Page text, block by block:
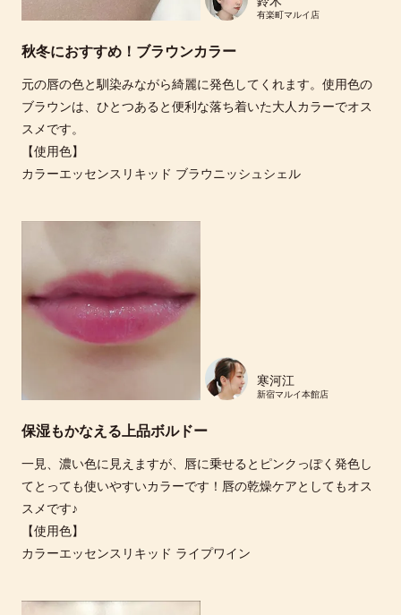
有楽町マルイ店
秋冬におすすめ！ブラウンカラー
元の唇の色と馴染みながら綺麗に発色してくれます。使用色の
ブラウンは、ひとつあると便利な落ち着いた大人カラーでオス
スメです。
【使用色】
カラーエッセンスリキッド ブラウニッシュシェル
寒河江
新宿マルイ本館店
保湿もかなえる上品ボルドー
一見、濃い色に見えますが、唇に乗せるとピンクっぽく発色し
てとっても使いやすいカラーです！唇の乾燥ケアとしてもオス
スメです♪
【使用色】
カラーエッセンスリキッド ライプワイン